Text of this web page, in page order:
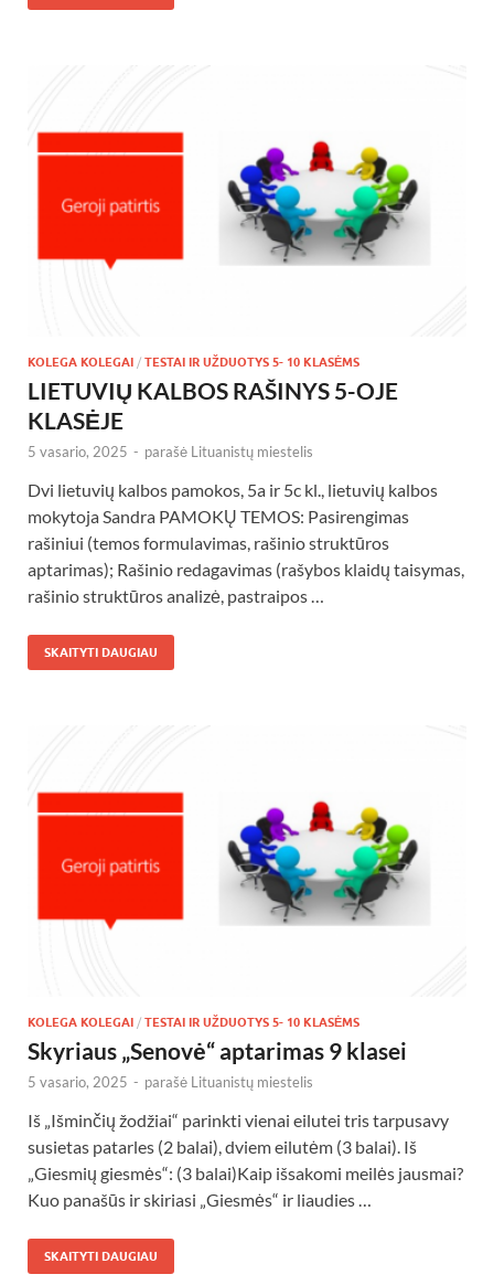
KOLEGA KOLEGAI / TESTAI IR UŽDUOTYS 5- 10 KLASĖMS
LIETUVIŲ KALBOS RAŠINYS 5-OJE
KLASĖJE
5 vasario, 2025 - parašė Lituanistų miestelis
Dvi lietuvių kalbos pamokos, 5a ir 5c kl., lietuvių kalbos
mokytoja Sandra PAMOKŲ TEMOS: Pasirengimas
rašiniui (temos formulavimas, rašinio struktūros
aptarimas); Rašinio redagavimas (rašybos klaidų taisymas,
rašinio struktūros analizė, pastraipos …
SKAITYTI DAUGIAU
KOLEGA KOLEGAI / TESTAI IR UŽDUOTYS 5- 10 KLASĖMS
Skyriaus „Senovė“ aptarimas 9 klasei
5 vasario, 2025 - parašė Lituanistų miestelis
Iš „Išminčių žodžiai“ parinkti vienai eilutei tris tarpusavy
susietas patarles (2 balai), dviem eilutėm (3 balai). Iš
„Giesmių giesmės“: (3 balai)Kaip išsakomi meilės jausmai?
Kuo panašūs ir skiriasi „Giesmės“ ir liaudies …
SKAITYTI DAUGIAU